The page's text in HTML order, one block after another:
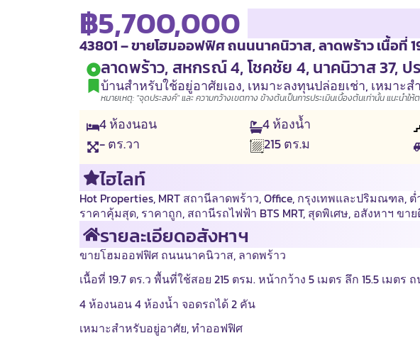
฿5,700,000
43801 – ขายโฮมออฟฟิศ ถนนนาคนิวาส, ลาดพร้าว เนื้อที่
ลาดพร้าว, สหกรณ์ 4, โชคชัย 4, นาคนิวาส 37,
บ้านสำหรับใช้อยู่อาศัยเอง, เหมาะลงทุนปล่อยเช่า, เหมาะ
หมายเหตุ: "จุดประสงค์" และ ความกว้างเขตทาง ข้างต้นเป็นการประเมินเบื้องต้นเท่านั้น แนะนำใ
4ห้องนอน 4ห้องน้ำ
- ตร.วา
215ตร.ม
ไฮไลท์
Hot Properties, MRT สถานีลาดพร้าว,Office, กรุงเทพและปริมณฑล, ต่
ราคาคุ้มสุด, ราคาถูก, สถานีรถไฟฟ้า BTS MRT, สุดพิเศษ, อสังหาฯ ขา
รายละเอียดอสังหาฯ
ขายโฮมออฟฟิศ ถนนนาคนิวาส, ลาดพร้าว
เนื้อที่ 19.7 ตร.ว พื้นที่ใช้สอย 215 ตรม. หน้ากว้าง 5 เมตร ลึก 15.5 เมตร
4 ห้องนอน 4 ห้องน้ำ จอดรถได้ 2 คัน
เหมาะสำหรับอยู่อาศัย, ทำออฟฟิศ